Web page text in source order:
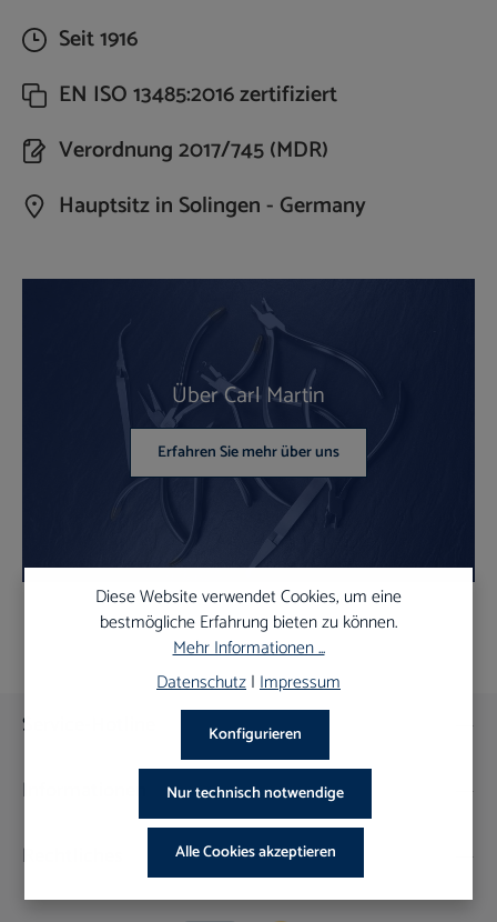
Seit 1916
EN ISO 13485:2016 zertifiziert
Verordnung 2017/745 (MDR)
Hauptsitz in Solingen - Germany
Über Carl Martin
Erfahren Sie mehr über uns
Service-Hotline
Informationen
Rechtliches
Diese Website verwendet Cookies, um eine
bestmögliche Erfahrung bieten zu können.
Mehr Informationen ...
Datenschutz|Impressum
Nur technisch notwendige
Konfigurieren
Alle Cookies akzeptieren